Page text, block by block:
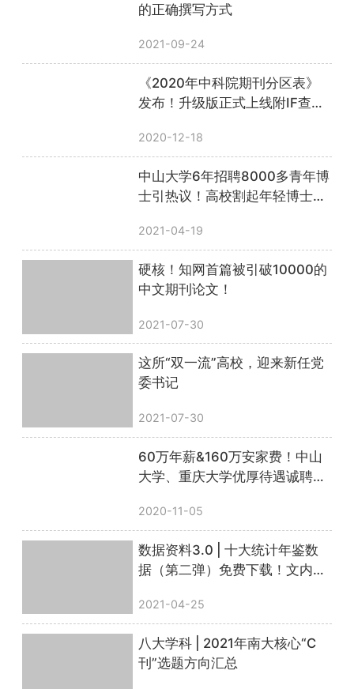
的正确撰写方式
2021-09-24
《2020年中科院期刊分区表》
发布！升级版正式上线附IF查询
2020-12-18
中山大学6年招聘8000多青年博
士引热议！高校割起年轻博士的
2021-04-19
硬核！知网首篇被引破10000的
中文期刊论文！
2021-07-30
这所“双一流”高校，迎来新任党
委书记
2021-07-30
60万年薪&160万安家费！中山
大学、重庆大学优厚待遇诚聘人
2020-11-05
数据资料3.0 | 十大统计年鉴数
据（第二弹）免费下载！文内附
2021-04-25
八大学科 | 2021年南大核心“C
刊”选题方向汇总